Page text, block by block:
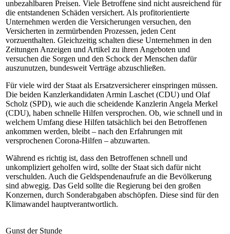
unbezahlbaren Preisen. Viele Betroffene sind nicht ausreichend für
die entstandenen Schäden versichert. Als profitorientierte
Unternehmen werden die Versicherungen versuchen, den
Versicherten in zermürbenden Prozessen, jeden Cent
vorzuenthalten. Gleichzeitig schalten diese Unternehmen in den
Zeitungen Anzeigen und Artikel zu ihren Angeboten und
versuchen die Sorgen und den Schock der Menschen dafür
auszunutzen, bundesweit Verträge abzuschließen.
Für viele wird der Staat als Ersatzversicherer einspringen müssen.
Die beiden Kanzlerkandidaten Armin Laschet (CDU) und Olaf
Scholz (SPD), wie auch die scheidende Kanzlerin Angela Merkel
(CDU), haben schnelle Hilfen versprochen. Ob, wie schnell und in
welchem Umfang diese Hilfen tatsächlich bei den Betroffenen
ankommen werden, bleibt – nach den Erfahrungen mit
versprochenen Corona-Hilfen – abzuwarten.
Während es richtig ist, dass den Betroffenen schnell und
unkompliziert geholfen wird, sollte der Staat sich dafür nicht
verschulden. Auch die Geldspendenaufrufe an die Bevölkerung
sind abwegig. Das Geld sollte die Regierung bei den großen
Konzernen, durch Sonderabgaben abschöpfen. Diese sind für den
Klimawandel hauptverantwortlich.
Gunst der Stunde